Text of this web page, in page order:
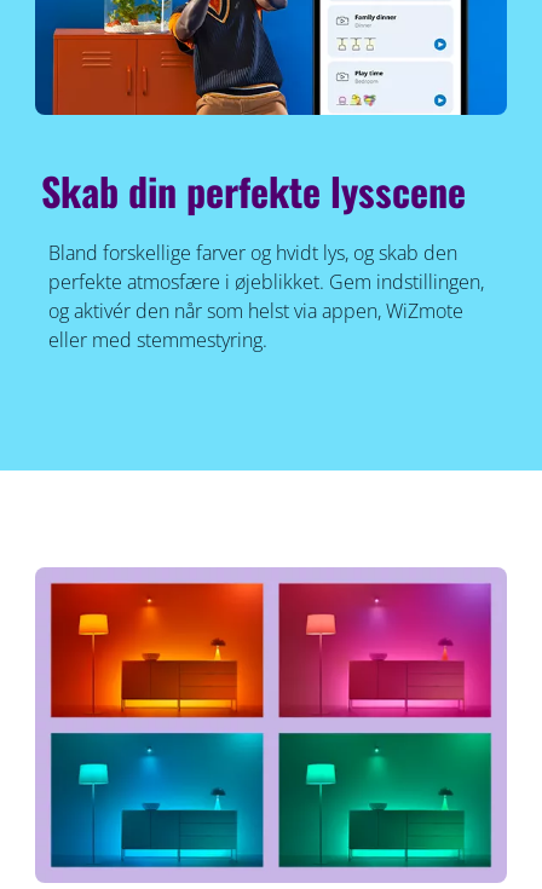
Skab din perfekte lysscene
Bland forskellige farver og hvidt lys, og skab den
perfekte atmosfære i øjeblikket. Gem indstillingen,
og aktivér den når som helst via appen, WiZmote
eller med stemmestyring.